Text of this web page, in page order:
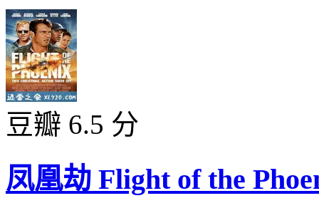
豆瓣 6.5 分
凤凰劫 Flight of the